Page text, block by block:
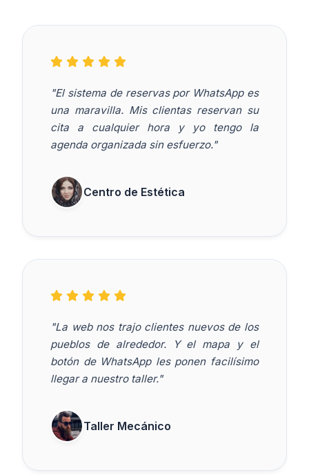
"El sistema de reservas por WhatsApp es
una maravilla. Mis clientas reservan su
cita a cualquier hora y yo tengo la
agenda organizada sin esfuerzo."
Centro de Estética
"La web nos trajo clientes nuevos de los
pueblos de alrededor. Y el mapa y el
botón de WhatsApp les ponen facilísimo
llegar a nuestro taller."
Taller Mecánico